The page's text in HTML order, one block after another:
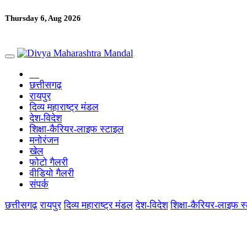
Thursday 6, Aug 2026
छत्तीसगढ़
रायपुर
दिव्य महाराष्ट्र मंडल
देश-विदेश
शिक्षा-कैरियर-लाइफ स्टाइल
मनोरंजन
खेल
फोटो गैलरी
वीडियो गैलरी
संपर्क
छत्तीसगढ़ रायपुर दिव्य महाराष्ट्र मंडल देश-विदेश शिक्षा-कैरियर-लाइफ